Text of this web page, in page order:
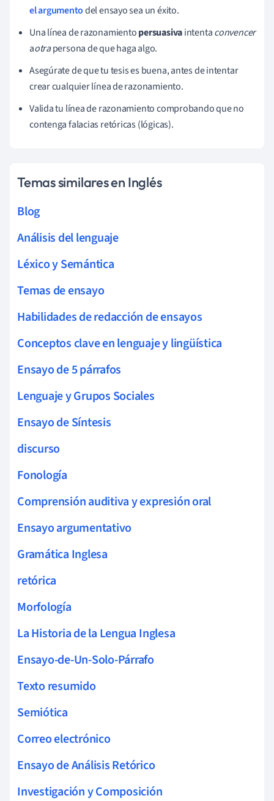
el argumentodel ensayo sea un éxito.
Una línea de razonamientopersuasivaintentaconvencer
aotrapersona de que haga algo.
Asegúrate de que tu tesis es buena, antes de intentar
crear cualquier línea de razonamiento.
Valida tu línea de razonamiento comprobando que no
contenga falacias retóricas (lógicas).
Temas similares en Inglés
Blog
Análisis del lenguaje
Léxico y Semántica
Temas de ensayo
Habilidades de redacción de ensayos
Conceptos clave en lenguaje y lingüística
Ensayo de 5 párrafos
Lenguaje y Grupos Sociales
Ensayo de Síntesis
discurso
Fonología
Comprensión auditiva y expresión oral
Ensayo argumentativo
Gramática Inglesa
retórica
Morfología
La Historia de la Lengua Inglesa
Ensayo-de-Un-Solo-Párrafo
Texto resumido
Semiótica
Correo electrónico
Ensayo de Análisis Retórico
Investigación y Composición